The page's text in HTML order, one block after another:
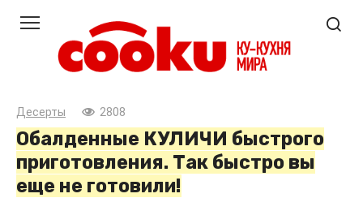
контенту
Десерты 2808
Обалденные КУЛИЧИ быстрого
приготовления. Так быстро вы
еще не готовили!